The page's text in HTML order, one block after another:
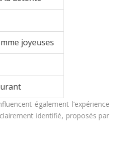
joyeuses
également l’expérience
identifié, proposés par